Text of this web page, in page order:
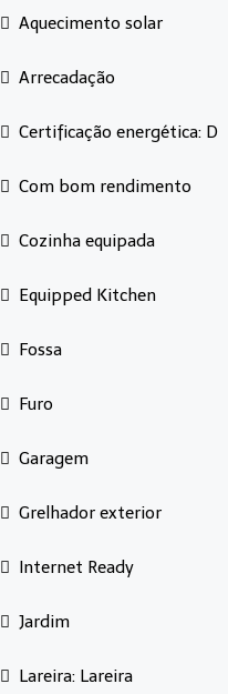
Aquecimento solar
Arrecadação
Certificação energética: D
Com bom rendimento
Cozinha equipada
Equipped Kitchen
Fossa
Furo
Garagem
Grelhador exterior
Internet Ready
Jardim
Lareira: Lareira